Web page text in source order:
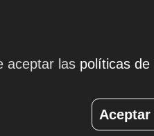
aceptar las políticas de